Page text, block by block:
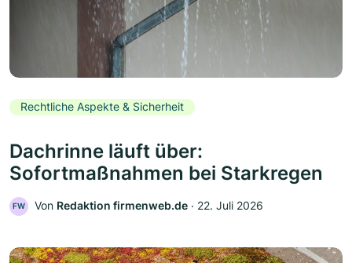
Rechtliche Aspekte & Sicherheit
Dachrinne läuft über:
Sofortmaßnahmen bei Starkregen
FW Von Redaktion firmenweb.de ‧ 22. Juli 2026